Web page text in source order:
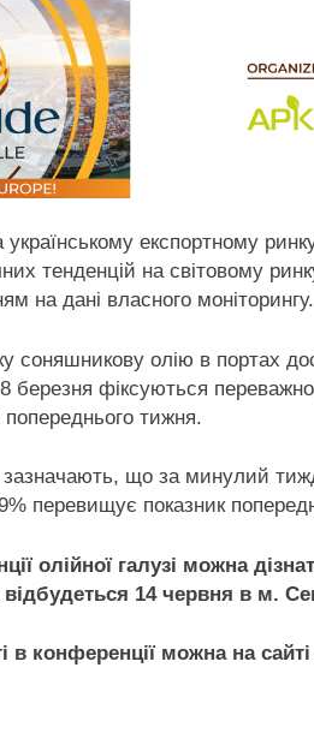
експортному
тенденцій на світовому
на дані власного моніторингу.
соняшникову олію в портах
березня фіксуються
тижня.
що за минулий
перевищує показник
олійної галузі можна
14 червня в м.
в конференції можна на